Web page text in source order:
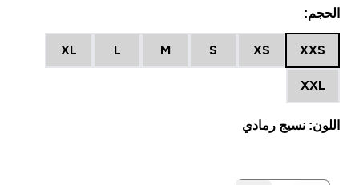
الحجم:
XXS
XS
S
M
L
XL
XXL
اللون: نسيج رمادي